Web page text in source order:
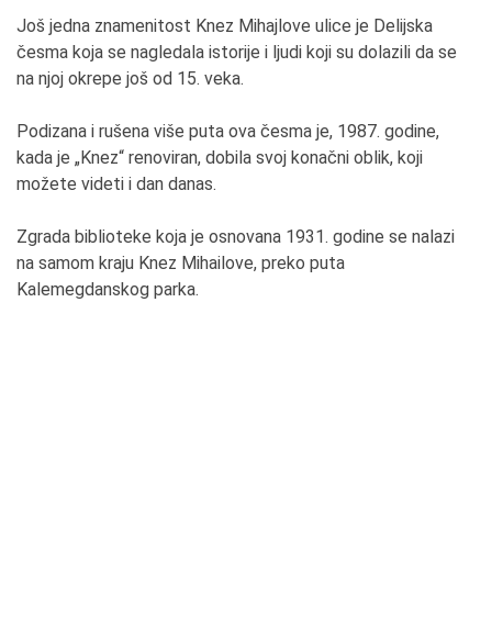
Još jedna znamenitost Knez Mihajlove ulice je Delijska
česma koja se nagledala istorije i ljudi koji su dolazili da se
na njoj okrepe još od 15. veka.
Podizana i rušena više puta ova česma je, 1987. godine,
kada je „Knez“ renoviran, dobila svoj konačni oblik, koji
možete videti i dan danas.
Zgrada biblioteke koja je osnovana 1931. godine se nalazi
na samom kraju Knez Mihailove, preko puta
Kalemegdanskog parka.